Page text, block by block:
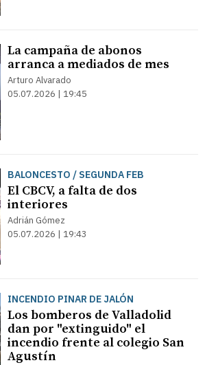
La campaña de abonos
arranca a mediados de mes
Arturo Alvarado
05.07.2026 | 19:45
BALONCESTO / SEGUNDA FEB
El CBCV, a falta de dos
interiores
Adrián Gómez
05.07.2026 | 19:43
INCENDIO PINAR DE JALÓN
Los bomberos de Valladolid
dan por "extinguido" el
incendio frente al colegio San
Agustín